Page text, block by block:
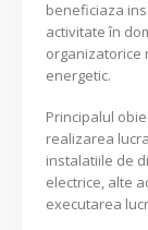
beneficiaza
activitate în
organizatorice
energetic.
Principalul
realizarea
instalatiile de
electrice, alte
executarea